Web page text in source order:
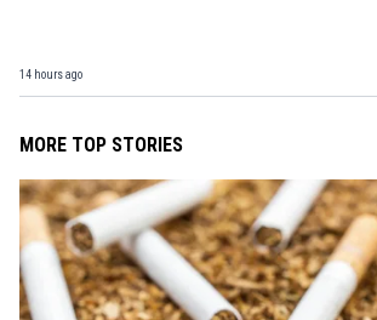
14 hours ago
MORE TOP STORIES